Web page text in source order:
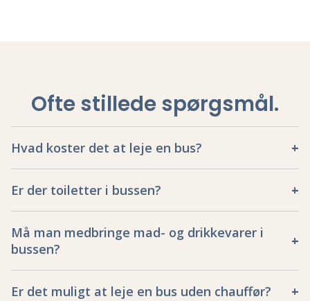
Ofte stillede spørgsmål.
Hvad koster det at leje en bus?
Er der toiletter i bussen?
Må man medbringe mad- og drikkevarer i
bussen?
Er det muligt at leje en bus uden chauffør?